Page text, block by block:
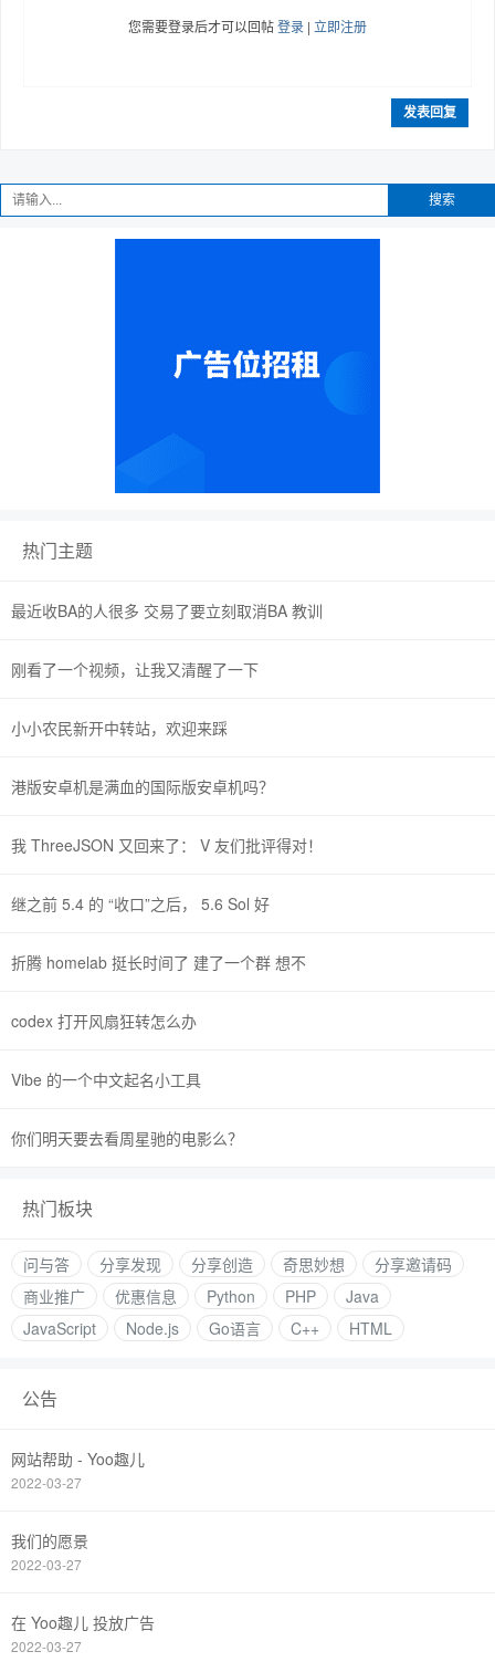
您需要登录后才可以回帖登录 | 立即注册
发表回复
搜索
热门主题
最近收BA的人很多 交易了要立刻取消BA 教训
刚看了一个视频，让我又清醒了一下
小小农民新开中转站，欢迎来踩
港版安卓机是满血的国际版安卓机吗？
我 ThreeJSON 又回来了： V 友们批评得对！
继之前 5.4 的 “收口”之后， 5.6 Sol 好
折腾 homelab 挺长时间了 建了一个群 想不
codex 打开风扇狂转怎么办
Vibe 的一个中文起名小工具
你们明天要去看周星驰的电影么？
热门板块
问与答 分享发现 分享创造 奇思妙想
分享邀请码
商业推广
优惠信息 Python PHP
Java
JavaScript
Node.js Go语言 C++ HTML
公告
网站帮助 - Yoo趣儿
2022-03-27
我们的愿景
2022-03-27
在 Yoo趣儿 投放广告
2022-03-27